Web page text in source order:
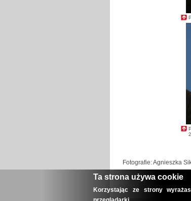
Fotografie: Agnieszka
Ta strona używa cookie
Korzystając ze strony